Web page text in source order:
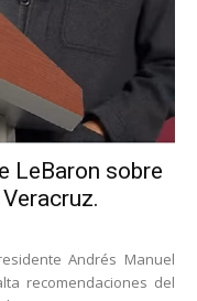
LeBaron sobre
Andrés Manuel
recomendaciones del